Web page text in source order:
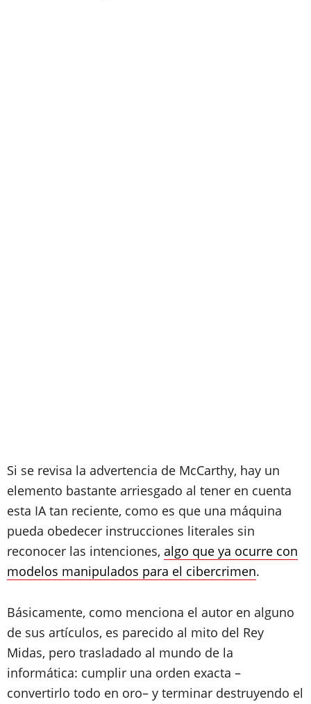
Si se revisa la advertencia de McCarthy, hay un
elemento bastante arriesgado al tener en cuenta
esta IA tan reciente, como es que una máquina
pueda obedecer instrucciones literales sin
reconocer las intenciones, algo que ya ocurre con
modelos manipulados para el cibercrimen.
Básicamente, como menciona el autor en alguno
de sus artículos, es parecido al mito del Rey
Midas, pero trasladado al mundo de la
informática: cumplir una orden exacta –
convertirlo todo en oro– y terminar destruyendo el